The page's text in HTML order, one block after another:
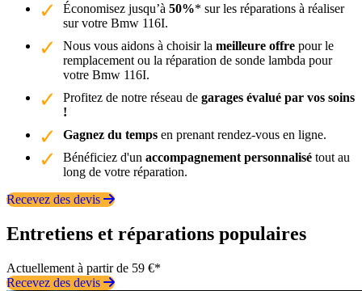
Économisez jusqu’à 50%* sur les réparations à réaliser
sur votre Bmw 116I.
Nous vous aidons à choisir la meilleure offre pour le
remplacement ou la réparation de sonde lambda pour
votre Bmw 116I.
Profitez de notre réseau de garages évalué par vos soins
!
Gagnez du temps en prenant rendez-vous en ligne.
Bénéficiez d'un accompagnement personnalisé tout au
long de votre réparation.
Recevez des devis
Entretiens et réparations populaires
Actuellement à partir de 59 €*
Recevez des devis